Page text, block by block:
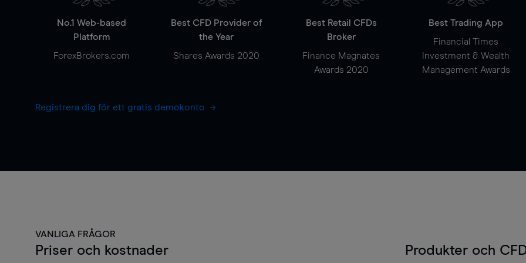
No.1 Web-based
Platform
ForexBrokers.com
Best CFD Provider of
the Year
Shares Awards 2020
Best Retail CFDs
Broker
Finance Magnates
Awards 2020
Best Trading App
Financial Times
Investment & Wealth
Management Awards
Registrera dig för ett gratis demokonto
VANLIGA FRÅGOR
Priser och kostnader Produkter och